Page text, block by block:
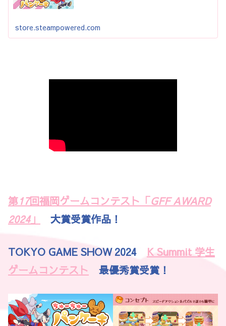
store.steampowered.com
第17回福岡ゲームコンテスト「GFF AWARD
2024」 大賞受賞作品！
TOKYO GAME SHOW 2024 K Summit 学生
ゲームコンテスト 最優秀賞受賞！